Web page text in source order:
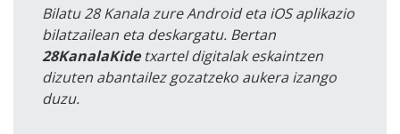
Bilatu 28 Kanala zure Android eta iOS aplikazio
bilatzailean eta deskargatu. Bertan
28KanalaKidetxartel digitalak eskaintzen
dizuten abantailez gozatzeko aukera izango
duzu.